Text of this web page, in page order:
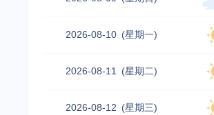
2026-08-10 (星期一)
2026-08-11 (星期二)
2026-08-12 (星期三)